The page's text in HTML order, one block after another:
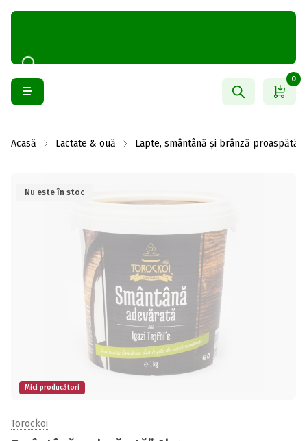
0
Acasă Lactate & ouă Lapte, smântână și brânză proaspătă
Nu este în stoc
Mici producători
Torockoi